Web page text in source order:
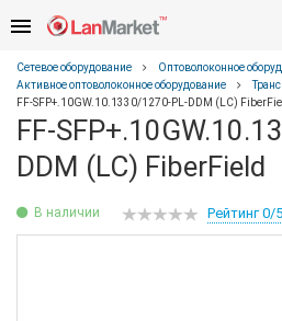
Сетевое оборудование
Оптоволоконное
Активное оптоволоконное оборудование
FF-SFP+.10GW.10.1330/1270-PL-DDM (LC)
FF-
DDM (LC) FiberField
В наличии Рейтинг 0/5